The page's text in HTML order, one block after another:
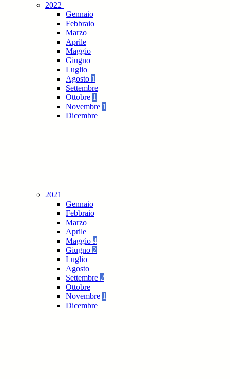
2022
Gennaio
Febbraio
Marzo
Aprile
Maggio
Giugno
Luglio
Agosto 1
Settembre
Ottobre 1
Novembre 1
Dicembre
2021
Gennaio
Febbraio
Marzo
Aprile
Maggio 4
Giugno 2
Luglio
Agosto
Settembre 2
Ottobre
Novembre 1
Dicembre